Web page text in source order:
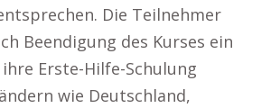
Die Teilnehmer
Beendigung des Kurses ein
Erste-Hilfe-Schulung
wie Deutschland,